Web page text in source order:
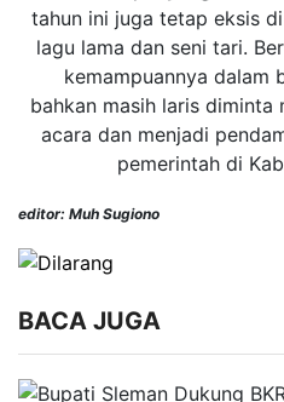
tahun ini juga tetap eksis
lagu lama danseni tari.
kemampuannya dalam
bahkan masih laris diminta
acara dan menjadi
pemerintah di
editor: Muh Sugiono
BACA JUGA